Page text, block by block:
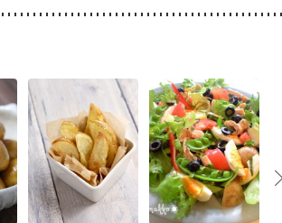
予防 貧血対策 ニキビ・肌荒れ
妊活中